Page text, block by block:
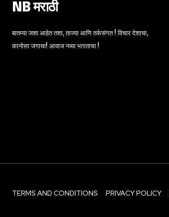
NB मराठी
बातम्या जशा आहेत तशा, ताज्या आणि तर्कसंगत ! विचार देशाचा,
कानोसा जगाचा! आवाज नव्या भारताचा !
TERMS AND CONDITIONS PRIVACY POLICY